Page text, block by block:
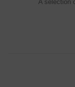
A selection